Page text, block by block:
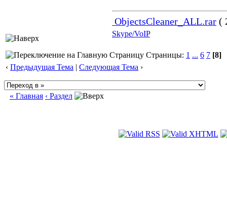
ObjectsCleaner_ALL.rar (
Skype/VoIP
Страницы: 1 ... 6 7 [8]
‹ Предыдущая Тема | Следующая Тема ›
« Главная ‹ Раздел